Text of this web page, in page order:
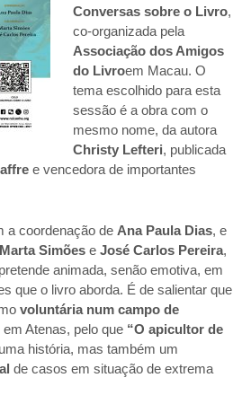
Conversas sobre o Livro,
co-organizada pela
Associação dos Amigos
do Livroem Macau. O
tema escolhido para esta
sessão é a obra com o
mesmo nome, da autora
Christy Lefteri, publicada
e vencedora de importantes
a coordenação de Ana Paula Dias, e
Marta Simões eJosé Carlos Pereira,
animada, senão emotiva, em
que o livro aborda. É de salientar que
voluntária num campo de
em Atenas, pelo que “O apicultor de
história, mas também um
de casos em situação de extrema